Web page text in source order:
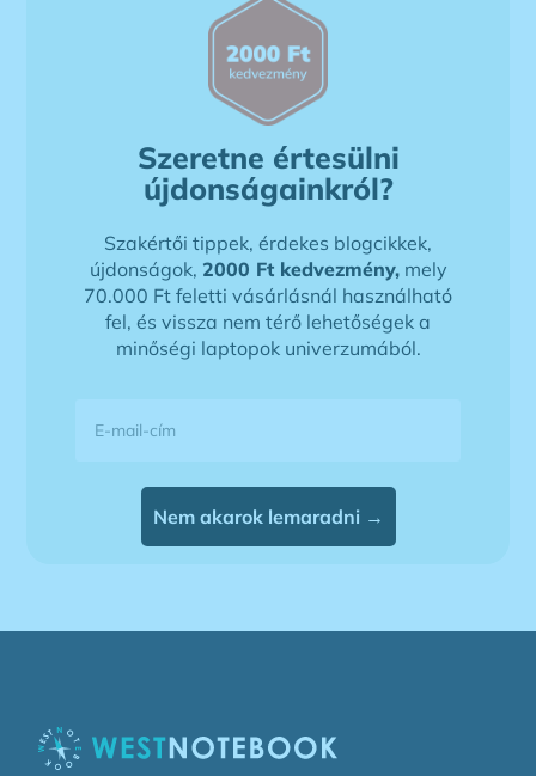
Szeretne értesülni
újdonságainkról?
Szakértői tippek, érdekes blogcikkek,
újdonságok, 2000 Ft kedvezmény,mely
70.000 Ft feletti vásárlásnál használható
fel, és vissza nem térő lehetőségek a
minőségi laptopok univerzumából.
Nem akarok lemaradni →